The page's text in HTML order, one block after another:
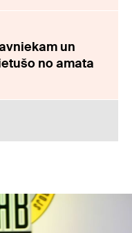
un
no amata